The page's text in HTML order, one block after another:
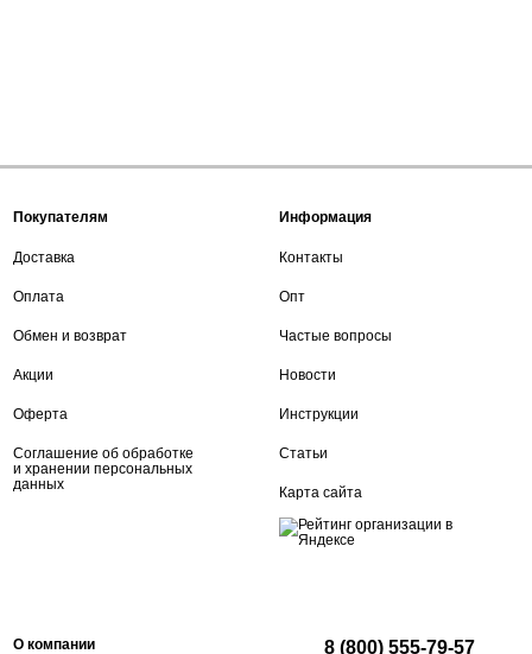
Покупателям
Доставка
Оплата
Обмен и возврат
Акции
Оферта
Соглашение об обработке
и хранении персональных
данных
Информация
Контакты
Опт
Частые вопросы
Новости
Инструкции
Статьи
Карта сайта
О компании 8 (800) 555-79-57